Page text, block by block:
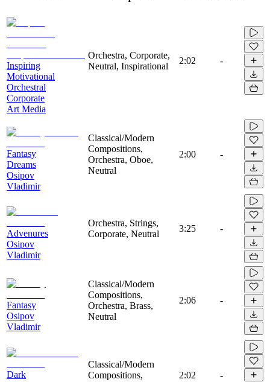
Inspiring
Motivational
Orchestral
Corporate
Art Media
Orchestra, Corporate,
Neutral, Inspirational
2:02 -
Fantasy
Dreams
Osipov
Vladimir
Classical/Modern
Compositions,
Orchestra, Oboe,
Neutral
2:00 -
Advenures
Osipov
Vladimir
Orchestra, Strings,
Corporate, Neutral
3:25 -
Fantasy
Osipov
Vladimir
Classical/Modern
Compositions,
Orchestra, Brass,
Neutral
2:06 -
Dark
Classical/Modern
Compositions,
2:02 -